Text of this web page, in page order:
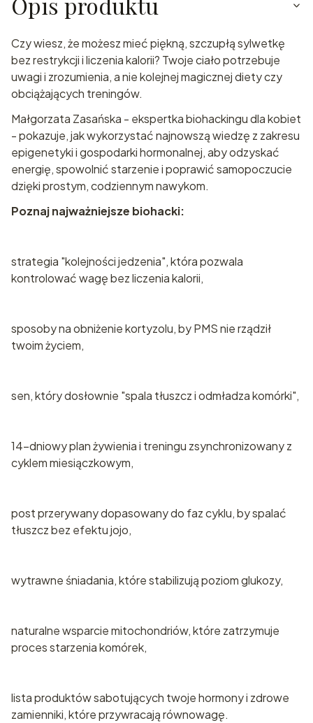
Czy wiesz, że możesz mieć piękną, szczupłą sylwetkę
bez restrykcji i liczenia kalorii? Twoje ciało potrzebuje
uwagi i zrozumienia, a nie kolejnej magicznej diety czy
obciążających treningów.
Małgorzata Zasańska - ekspertka biohackingu dla kobiet
- pokazuje, jak wykorzystać najnowszą wiedzę z zakresu
epigenetyki i gospodarki hormonalnej, aby odzyskać
energię, spowolnić starzenie i poprawić samopoczucie
dzięki prostym, codziennym nawykom.
Poznaj najważniejsze biohacki:
strategia "kolejności jedzenia", która pozwala
kontrolować wagę bez liczenia kalorii,
sposoby na obniżenie kortyzolu, by PMS nie rządził
twoim życiem,
sen, który dosłownie "spala tłuszcz i odmładza komórki",
14-dniowy plan żywienia i treningu zsynchronizowany z
cyklem miesiączkowym,
post przerywany dopasowany do faz cyklu, by spalać
tłuszcz bez efektu jojo,
wytrawne śniadania, które stabilizują poziom glukozy,
naturalne wsparcie mitochondriów, które zatrzymuje
proces starzenia komórek,
lista produktów sabotujących twoje hormony i zdrowe
zamienniki, które przywracają równowagę.